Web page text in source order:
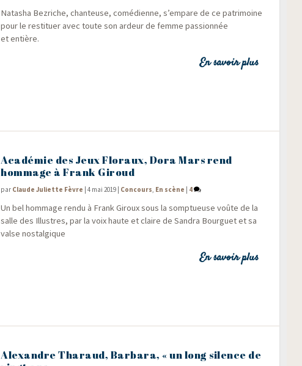
Nata­sha Bez­riche, chan­teuse, comé­dienne, s’empare de ce patri­moine
pour le res­ti­tuer avec toute son ardeur de femme pas­sion­née
et entière.
En savoir plus
Académie des Jeux Floraux, Dora Mars rend
hommage à Frank Giroud
par Claude Juliette Fèvre |4 mai 2019 Concours, En scène 4
Un bel hom­mage ren­du à Frank Giroux sous la somp­tueuse voûte de la
salle des Illustres, par la voix haute et claire de San­dra Bour­guet et sa
valse nostalgique
En savoir plus
Alexandre Tharaud, Barbara, « un long silence de